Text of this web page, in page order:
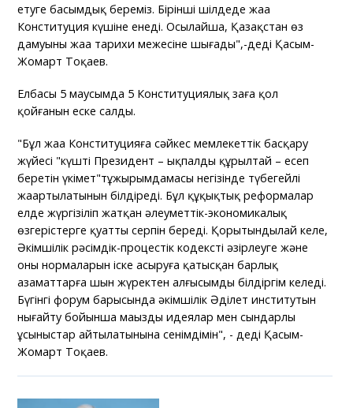
етуге басымдық береміз. Бірінші шілдеде жаңа
Конституция күшіне енеді. Осылайша, Қазақстан өз
дамуының жаңа тарихи межесіне шығады",-деді Қасым-
Жомарт Тоқаев.
Елбасы 5 маусымда 5 Конституциялық заңға қол
қойғанын еске салды.
"Бұл жаңа Конституцияға сәйкес мемлекеттік басқару
жүйесі "күшті Президент – ықпалды құрылтай – есеп
беретін үкімет"тұжырымдамасы негізінде түбегейлі
жаңартылатынын білдіреді. Бұл құқықтық реформалар
елде жүргізіліп жатқан әлеуметтік-экономикалық
өзгерістерге қуатты серпін береді. Қорытындылай келе,
Әкімшілік рәсімдік-процестік кодексті әзірлеуге және
оның нормаларын іске асыруға қатысқан барлық
азаматтарға шын жүректен алғысымды білдіргім келеді.
Бүгінгі форум барысында әкімшілік Әділет институтын
нығайту бойынша маңызды идеялар мен сындарлы
ұсыныстар айтылатынына сенімдімін", - деді Қасым-
Жомарт Тоқаев.